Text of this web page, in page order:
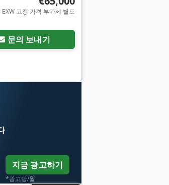
EXW 고정 가격 부가세 별도
문의 보내기
지금 광고하기
*광고당/월